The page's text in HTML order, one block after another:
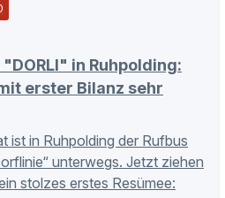
in Ruhpolding:
erster Bilanz sehr
ist in Ruhpolding der Rufbus
unterwegs. Jetzt ziehen
stolzes erstes Resümee: